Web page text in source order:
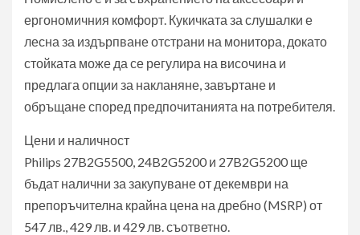
ергономичния комфорт. Кукичката за слушалки е
лесна за издърпване отстрани на монитора, докато
стойката може да се регулира на височина и
предлага опции за накланяне, завъртане и
обръщане според предпочитанията на потребителя.
Цени и наличност
Philips 27B2G5500, 24B2G5200 и 27B2G5200 ще
бъдат налични за закупуване от декември на
препоръчителна крайна цена на дребно (MSRP) от
547 лв., 429 лв. и 429 лв. съответно.